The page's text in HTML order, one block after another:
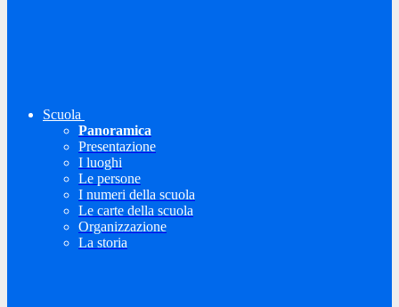
Scuola
Panoramica
Presentazione
I luoghi
Le persone
I numeri della scuola
Le carte della scuola
Organizzazione
La storia